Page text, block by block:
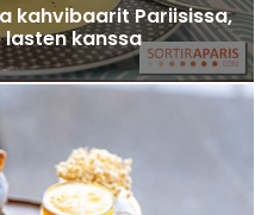
kahvibaarit Pariisissa,
kanssa